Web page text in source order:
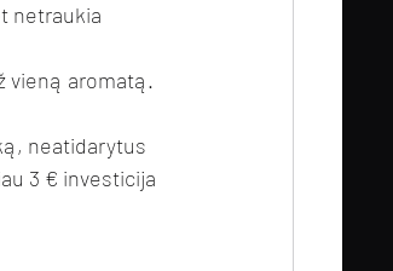
netraukia
vieną aromatą.
neatidarytus
3 € investicija